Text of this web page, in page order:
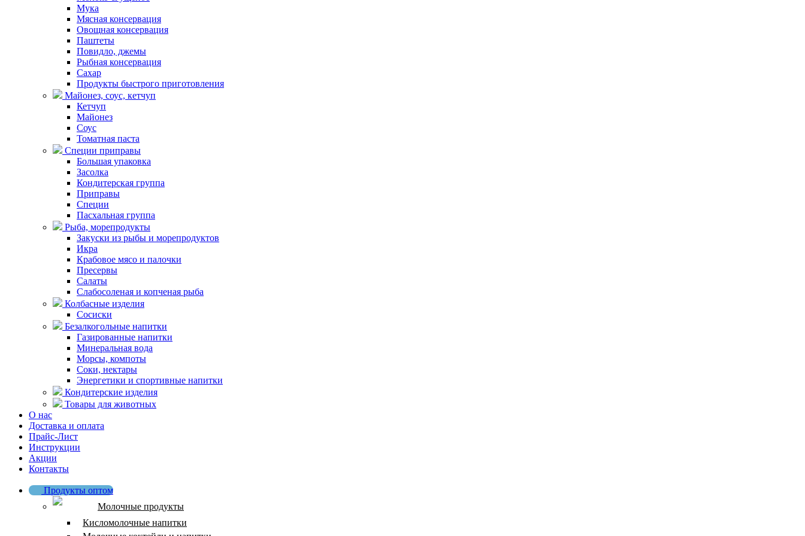
Мука
Мясная консервация
Овощная консервация
Паштеты
Повидло, джемы
Рыбная консервация
Сахар
Продукты быстрого приготовления
Майонез, соус, кетчуп
Кетчуп
Майонез
Соус
Томатная паста
Специи приправы
Большая упаковка
Засолка
Кондитерская группа
Приправы
Специи
Пасхальная группа
Рыба, морепродукты
Закуски из рыбы и морепродуктов
Икра
Крабовое мясо и палочки
Пресервы
Салаты
Слабосоленая и копченая рыба
Колбасные изделия
Сосиски
Безалкогольные напитки
Газированные напитки
Минеральная вода
Морсы, компоты
Соки, нектары
Энергетики и спортивные напитки
Кондитерские изделия
Товары для животных
О нас
Доставка и оплата
Прайс-Лист
Инструкции
Акции
Контакты
Продукты оптом
Молочные продукты
Кисломолочные напитки